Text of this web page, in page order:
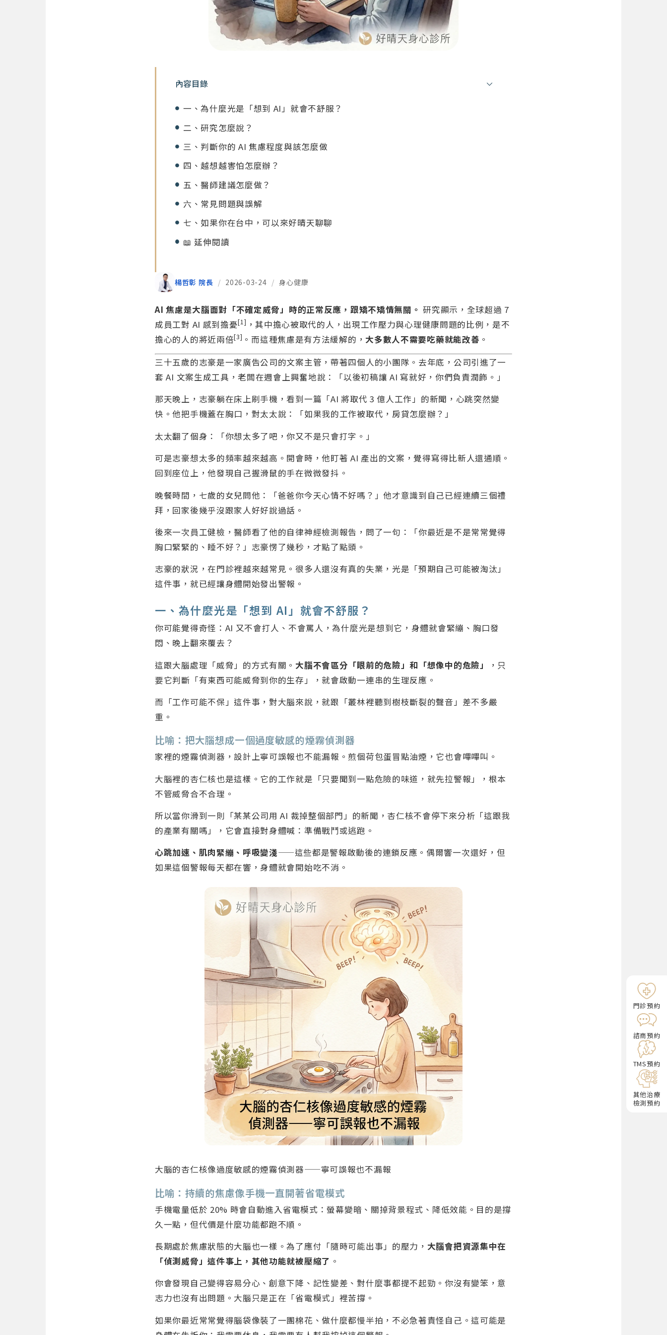
內容目錄
一、為什麼光是「想到 AI」就會不舒服？
二、研究怎麼說？
三、判斷你的 AI 焦慮程度與該怎麼做
四、越想越害怕怎麼辦？
五、醫師建議怎麼做？
六、常見問題與誤解
七、如果你在台中，可以來好晴天聊聊
📖 延伸閱讀
楊哲彰 院長 / 2026-03-24 / 身心健康
AI 焦慮是大腦面對「不確定威脅」時的正常反應，跟矯不矯情無關。 研究顯示，全球超過 7
成員工對 AI 感到擔憂[1] ，其中擔心被取代的人，出現工作壓力與心理健康問題的比例，是不
擔心的人的將近兩倍[3] 。而這種焦慮是有方法緩解的， 大多數人不需要吃藥就能改善 。
三十五歲的志豪是一家廣告公司的文案主管，帶著四個人的小團隊。去年底，公司引進了一
套 AI 文案生成工具，老闆在週會上興奮地說：「以後初稿讓 AI 寫就好，你們負責潤飾。」
那天晚上，志豪躺在床上刷手機，看到一篇「AI 將取代 3 億人工作」的新聞，心跳突然變
快。他把手機蓋在胸口，對太太說：「如果我的工作被取代，房貸怎麼辦？」
太太翻了個身：「你想太多了吧，你又不是只會打字。」
可是志豪想太多的頻率越來越高。開會時，他盯著 AI 產出的文案，覺得寫得比新人還通順。
回到座位上，他發現自己握滑鼠的手在微微發抖。
晚餐時間，七歲的女兒問他：「爸爸你今天心情不好嗎？」他才意識到自己已經連續三個禮
拜，回家後幾乎沒跟家人好好說過話。
後來一次員工健檢，醫師看了他的自律神經檢測報告，問了一句：「你最近是不是常常覺得
胸口緊緊的、睡不好？」志豪愣了幾秒，才點了點頭。
志豪的狀況，在門診裡越來越常見。很多人還沒有真的失業，光是「預期自己可能被淘汰」
這件事，就已經讓身體開始發出警報。
一、為什麼光是「想到 AI」就會不舒服？
你可能覺得奇怪：AI 又不會打人、不會罵人，為什麼光是想到它，身體就會緊繃、胸口發
悶、晚上翻來覆去？
這跟大腦處理「威脅」的方式有關。 大腦不會區分「眼前的危險」和「想像中的危險」
，只
要它判斷「有東西可能威脅到你的生存」，就會啟動一連串的生理反應。
而「工作可能不保」這件事，對大腦來說，就跟「叢林裡聽到樹枝斷裂的聲音」差不多嚴
重。
比喻：把大腦想成一個過度敏感的煙霧偵測器
家裡的煙霧偵測器，設計上寧可誤報也不能漏報。煎個荷包蛋冒點油煙，它也會嗶嗶叫。
大腦裡的杏仁核也是這樣。它的工作就是「只要聞到一點危險的味道，就先拉警報」，根本
不管威脅合不合理。
所以當你滑到一則「某某公司用 AI 裁掉整個部門」的新聞，杏仁核不會停下來分析「這跟我
的產業有關嗎」，它會直接對身體喊：準備戰鬥或逃跑。
心跳加速、肌肉緊繃、呼吸變淺——這些都是警報啟動後的連鎖反應。偶爾響一次還好，但
如果這個警報每天都在響，身體就會開始吃不消。
大腦的杏仁核像過度敏感的煙霧偵測器——寧可誤報也不漏報
比喻：持續的焦慮像手機一直開著省電模式
手機電量低於 20% 時會自動進入省電模式：螢幕變暗、關掉背景程式、降低效能。目的是撐
久一點，但代價是什麼功能都跑不順。
長期處於焦慮狀態的大腦也一樣。為了應付「隨時可能出事」的壓力， 大腦會把資源集中在
「偵測威脅」這件事上，其他功能就被壓縮了 。
你會發現自己變得容易分心、創意下降、記性變差、對什麼事都提不起勁。你沒有變笨，意
志力也沒有出問題。大腦只是正在「省電模式」裡苦撐。
如果你最近常常覺得腦袋像裝了一團棉花、做什麼都慢半拍，不必急著責怪自己。這可能是
門診預約
諮商預約
TMS預約
其他治療
檢測預約